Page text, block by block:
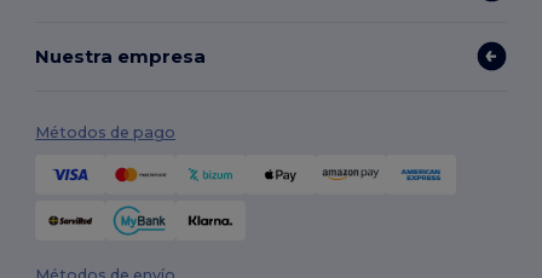
Nuestra empresa
Métodos de pago